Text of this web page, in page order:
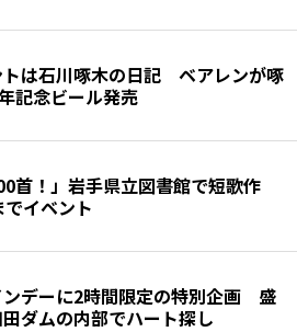
トは石川啄木の日記 ベアレンが啄
記念ビール発売
首！」岩手県立図書館で短歌作
イベント
ンデーに2時間限定の特別企画 盛
ダムの内部でハート探し